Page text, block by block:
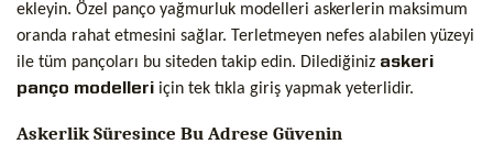
ekleyin. Özel panço yağmurluk modelleri askerlerin maksimum
oranda rahat etmesini sağlar. Terletmeyen nefes alabilen yüzeyi
ile tüm pançoları bu siteden takip edin. Dilediğiniz askeri
panço modelleri için tek tıkla giriş yapmak yeterlidir.
Askerlik Süresince Bu Adrese Güvenin